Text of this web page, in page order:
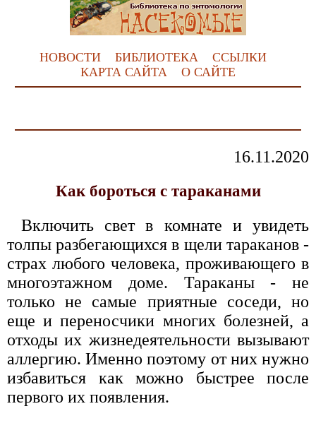
НОВОСТИ БИБЛИОТЕКА
ССЫЛКИ
КАРТА САЙТА
О САЙТЕ
16.11.2020
Как бороться с тараканами
Включить свет в комнате и увидеть
толпы разбегающихся в щели тараканов -
страх любого человека, проживающего в
многоэтажном доме. Тараканы - не
только не самые приятные соседи, но
еще и переносчики многих болезней, а
отходы их жизнедеятельности вызывают
аллергию. Именно поэтому от них нужно
избавиться как можно быстрее после
первого их появления.